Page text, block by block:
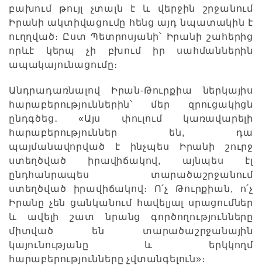
բախում թույլ չտալն է և վերջին շրջանում
Իրանի ակտիվացումը հենց այդ նպատակին է
ուղղված։ Ըստ Պետրոսյանի՝ Իրանի շահերից
որևէ կերպ չի բխում իր սահմաններին
ապակայունացումը։
Անդրադառնալով Իրան-Թուրքիա ներկայիս
հարաբերություններին՝ մեր զրուցակիցն
ընդգծեց․ «Այս փուլում կառավարելի
հարաբերություններ են, դա
պայմանավորված է ինչպես Իրանի շուրջ
ստեղծված իրավիճակով, այնպես էլ
ընդհանրապես տարածաշրջանում
ստեղծված իրավիճակով։ Ո՛չ Թուրքիան, ո՛չ
Իրանը չեն ցանկանում հավելյալ սրացումներ
և ավելի շատ նրանց գործողությունները
միտված են տարածաշրջանային
կայունությանը և երկկողմ
հարաբերությունները չվտանգելուն»։